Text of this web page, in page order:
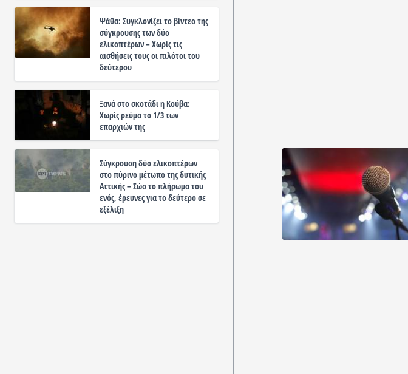
Ψάθα: Συγκλονίζει το βίντεο της
σύγκρουσης των δύο
ελικοπτέρων – Χωρίς τις
αισθήσεις τους οι πιλότοι του
δεύτερου
Ξανά στο σκοτάδι η Κούβα:
Χωρίς ρεύμα το 1/3 των
επαρχιών της
Σύγκρουση δύο ελικοπτέρων
στο πύρινο μέτωπο της δυτικής
Αττικής – Σώο το πλήρωμα του
ενός, έρευνες για το δεύτερο σε
εξέλιξη